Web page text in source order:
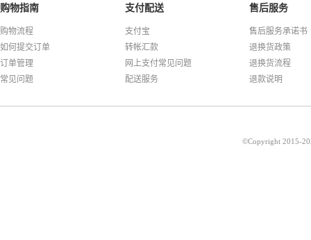
购物指南
购物流程
如何提交订单
订单管理
常见问题
支付配送
支付宝
转帐汇款
网上支付常见问题
配送服务
售后服务
售后服务承诺书
退换货政策
退换货流程
退款说明
©Copyright 2015-